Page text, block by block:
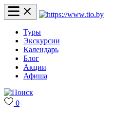
Туры
Экскурсии
Календарь
Блог
Акции
Афиша
0